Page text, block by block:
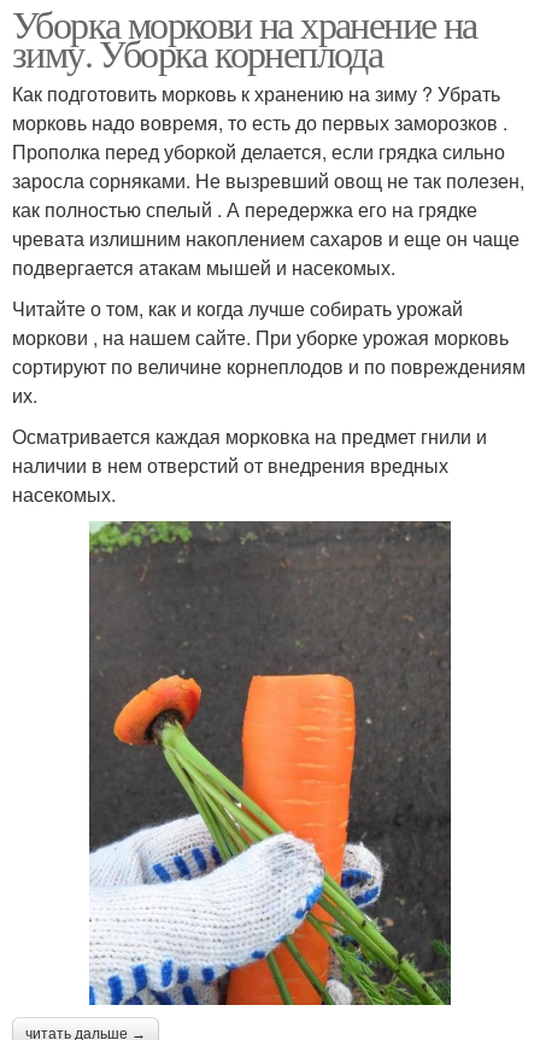
Уборка моркови на хранение на
зиму. Уборка корнеплода
Как подготовить морковь к хранению на зиму ? Убрать
морковь надо вовремя, то есть до первых заморозков .
Прополка перед уборкой делается, если грядка сильно
заросла сорняками. Не вызревший овощ не так полезен,
как полностью спелый . А передержка его на грядке
чревата излишним накоплением сахаров и еще он чаще
подвергается атакам мышей и насекомых.
Читайте о том, как и когда лучше собирать урожай
моркови , на нашем сайте. При уборке урожая морковь
сортируют по величине корнеплодов и по повреждениям
их.
Осматривается каждая морковка на предмет гнили и
наличии в нем отверстий от внедрения вредных
насекомых.
читать дальше →